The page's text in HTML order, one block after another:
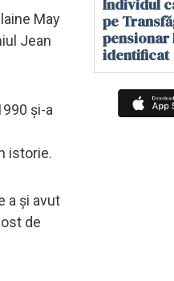
May
Jean
și-a
istorie.
a și avut
de
Individul
pe
pensionar
identificat